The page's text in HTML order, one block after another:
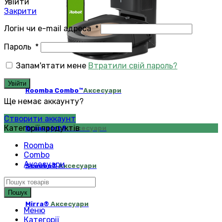
Roomba Combo™Аксесуари
Braava jet®Аксесуари
Scooba®Аксесуари
Mirra® Аксесуари
Закрити
Логін чи e-mail адреса*
Пароль *
Запам'ятати мене Втратили свій пароль?
Увійти
Ще немає аккаунту?
Створити аккаунт
Категорії продуктів
Roomba
Combo
Аксесуари
Пошук
Меню
Категорії